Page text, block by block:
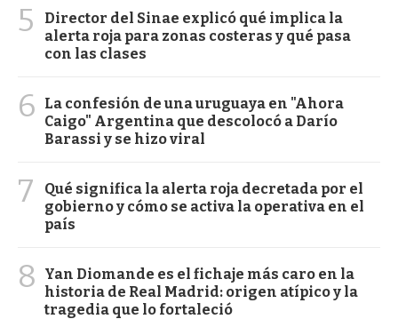
5
Director del Sinae explicó qué implica la
alerta roja para zonas costeras y qué pasa
con las clases
6
La confesión de una uruguaya en "Ahora
Caigo" Argentina que descolocó a Darío
Barassi y se hizo viral
7
Qué significa la alerta roja decretada por el
gobierno y cómo se activa la operativa en el
país
8
Yan Diomande es el fichaje más caro en la
historia de Real Madrid: origen atípico y la
tragedia que lo fortaleció